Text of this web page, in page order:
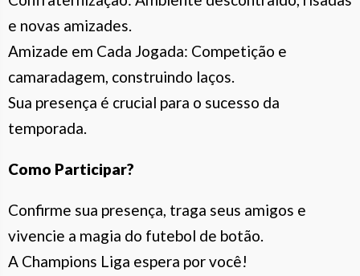
e novas amizades.
Amizade em Cada Jogada: Competição e
camaradagem, construindo laços.
Sua presença é crucial para o sucesso da
temporada.
Como Participar?
Confirme sua presença, traga seus amigos e
vivencie a magia do futebol de botão.
A Champions Liga espera por você!